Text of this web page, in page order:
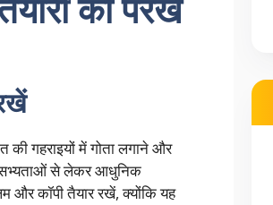
की गहराइयों में गोता लगाने और
सभ्यताओं से लेकर आधुनिक
और कॉपी तैयार रखें, क्योंकि यह